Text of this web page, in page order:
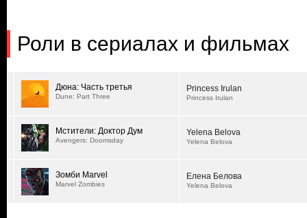
Роли в сериалах и фильмах
Дюна: Часть третья
Dune: Part Three
Princess Irulan
Princess Irulan
Мстители: Доктор Дум
Avengers: Doomsday
Yelena Belova
Yelena Belova
Зомби Marvel
Marvel Zombies
Елена Белова
Yelena Belova